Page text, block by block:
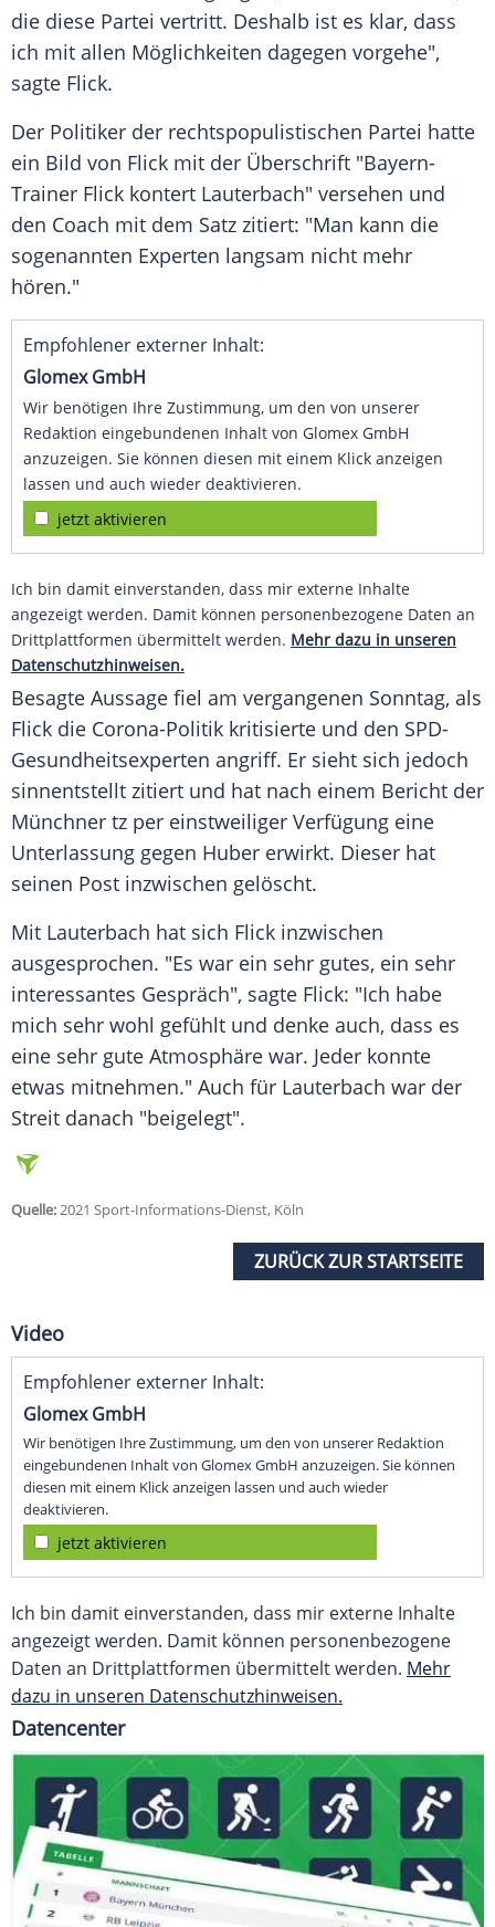
die diese Partei vertritt. Deshalb ist es klar, dass
ich mit allen Möglichkeiten dagegen vorgehe",
sagte Flick.
Der Politiker der rechtspopulistischen Partei hatte
ein Bild von Flick mit der Überschrift "Bayern-
Trainer Flick kontert Lauterbach" versehen und
den Coach mit dem Satz zitiert: "Man kann die
sogenannten Experten langsam nicht mehr
hören."
Empfohlener externer Inhalt:
Glomex GmbH
Wir benötigen Ihre Zustimmung, um den von unserer
Redaktion eingebundenen Inhalt von Glomex GmbH
anzuzeigen. Sie können diesen mit einem Klick anzeigen
lassen und auch wieder deaktivieren.
jetzt aktivieren
Ich bin damit einverstanden, dass mir externe Inhalte
angezeigt werden. Damit können personenbezogene Daten an
Drittplattformen übermittelt werden. Mehr dazu in unseren
Datenschutzhinweisen.
Besagte Aussage fiel am vergangenen Sonntag, als
Flick die Corona-Politik kritisierte und den SPD-
Gesundheitsexperten angriff. Er sieht sich jedoch
sinnentstellt zitiert und hat nach einem Bericht der
Münchner tz per einstweiliger Verfügung eine
Unterlassung gegen Huber erwirkt. Dieser hat
seinen Post inzwischen gelöscht.
Mit Lauterbach hat sich Flick inzwischen
ausgesprochen. "Es war ein sehr gutes, ein sehr
interessantes Gespräch", sagte Flick: "Ich habe
mich sehr wohl gefühlt und denke auch, dass es
eine sehr gute Atmosphäre war. Jeder konnte
etwas mitnehmen." Auch für Lauterbach war der
Streit danach "beigelegt".
Quelle:2021 Sport-Informations-Dienst, Köln
ZURÜCK ZUR STARTSEITE
Video
Empfohlener externer Inhalt:
Glomex GmbH
Wir benötigen Ihre Zustimmung, um den von unserer Redaktion
eingebundenen Inhalt von Glomex GmbH anzuzeigen. Sie können
diesen mit einem Klick anzeigen lassen und auch wieder
deaktivieren.
jetzt aktivieren
Ich bin damit einverstanden, dass mir externe Inhalte
angezeigt werden. Damit können personenbezogene
Daten an Drittplattformen übermittelt werden. Mehr
dazu in unseren Datenschutzhinweisen.
Datencenter